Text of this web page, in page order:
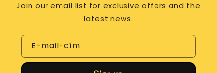
Join our email list for exclusive offers and the
latest news.
E-mail-cím